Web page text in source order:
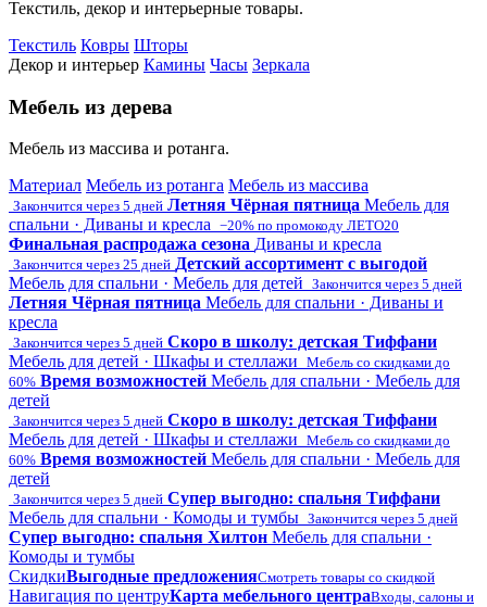
Текстиль, декор и интерьерные товары.
Текстиль Ковры Шторы
Декор и интерьер Камины Часы Зеркала
Мебель из дерева
Мебель из массива и ротанга.
Материал Мебель из ротанга Мебель из массива
Закончится через 5 дней Летняя Чёрная пятница Мебель для
спальни · Диваны и кресла −20% по промокоду ЛЕТО20
Финальная распродажа сезона Диваны и кресла
Закончится через 25 дней Детский ассортимент с выгодой
Мебель для спальни · Мебель для детей Закончится через 5 дней
Летняя Чёрная пятница Мебель для спальни · Диваны и
кресла
Закончится через 5 дней Скоро в школу: детская Тиффани
Мебель для детей · Шкафы и стеллажи Мебель со скидками до
60% Время возможностей Мебель для спальни · Мебель для
детей
Закончится через 5 дней Скоро в школу: детская Тиффани
Мебель для детей · Шкафы и стеллажи Мебель со скидками до
60% Время возможностей Мебель для спальни · Мебель для
детей
Закончится через 5 дней Супер выгодно: спальня Тиффани
Мебель для спальни · Комоды и тумбы Закончится через 5 дней
Супер выгодно: спальня Хилтон Мебель для спальни ·
Комоды и тумбы
СкидкиВыгодные предложенияСмотреть товары со скидкой
Навигация по центруКарта мебельного центраВходы, салоны и